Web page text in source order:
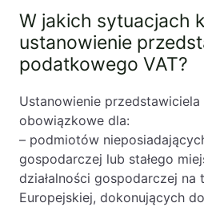
W jakich sytuacjach
ustanowienie
podatkowego VAT?
Ustanowienie
obowiązkowe dla:
– podmiotów
gospodarczej lub stałego
działalności gospodarczej na
Europejskiej, dokonujących